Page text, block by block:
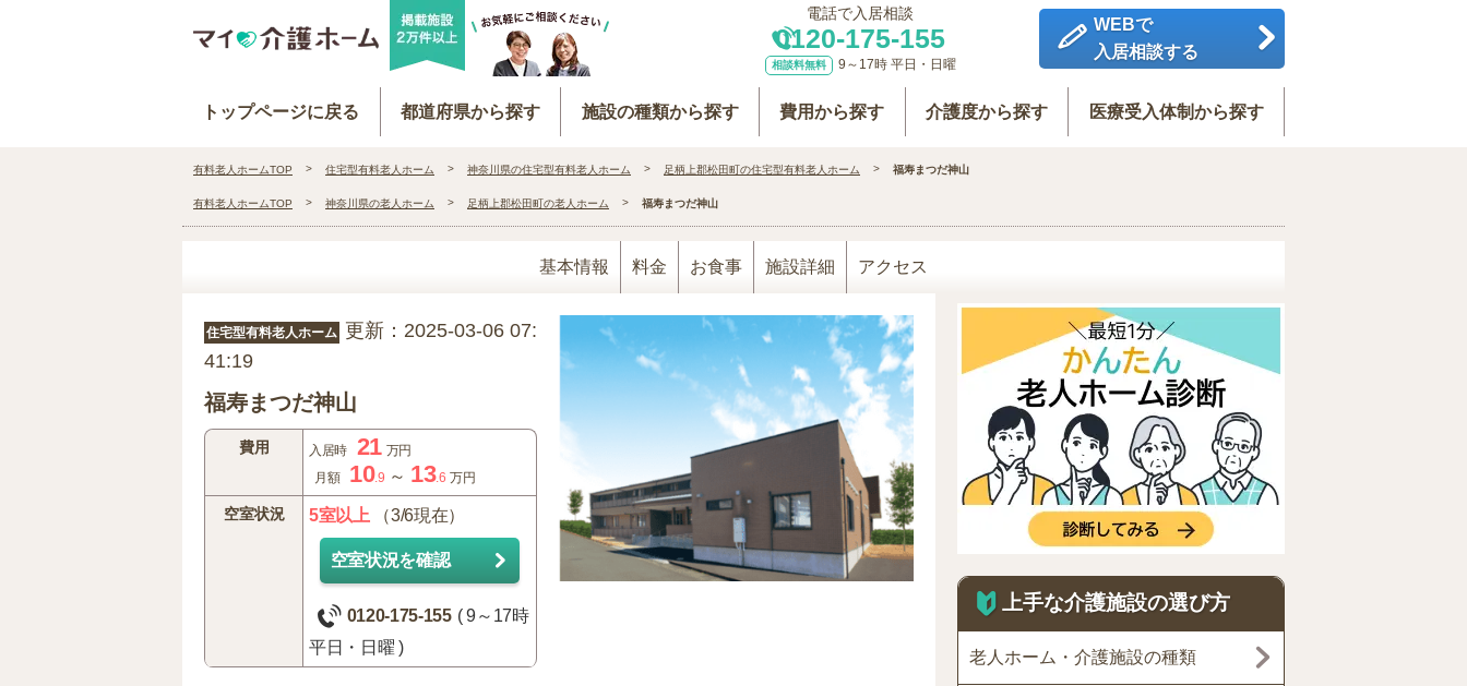
電話で入居相談
0120-175-155
相談料無料 9～17時 平日・日曜
WEBで
入居相談する
トップページに戻る 都道府県から探す 施設の種類から探す 費用から探す 介護度から探す 医療受入体制から探す
有料老人ホームTOP 住宅型有料老人ホーム 神奈川県の住宅型有料老人ホーム 足柄上郡松田町の住宅型有料老人ホーム 福寿まつだ神山
有料老人ホームTOP 神奈川県の老人ホーム 足柄上郡松田町の老人ホーム 福寿まつだ神山
基本情報 料金 お食事 施設詳細 アクセス
住宅型有料老人ホーム 更新：2025-03-06 07:
41:19
福寿まつだ神山
費用 入居時 21 万円
月額
10.9 ～ 13.6 万円
空室状況 5室以上（3/6現在）
空室状況を確認
0120-175-155 ( 9～17時
平日・日曜 )
上手な介護施設の選び方
老人ホーム・介護施設の種類